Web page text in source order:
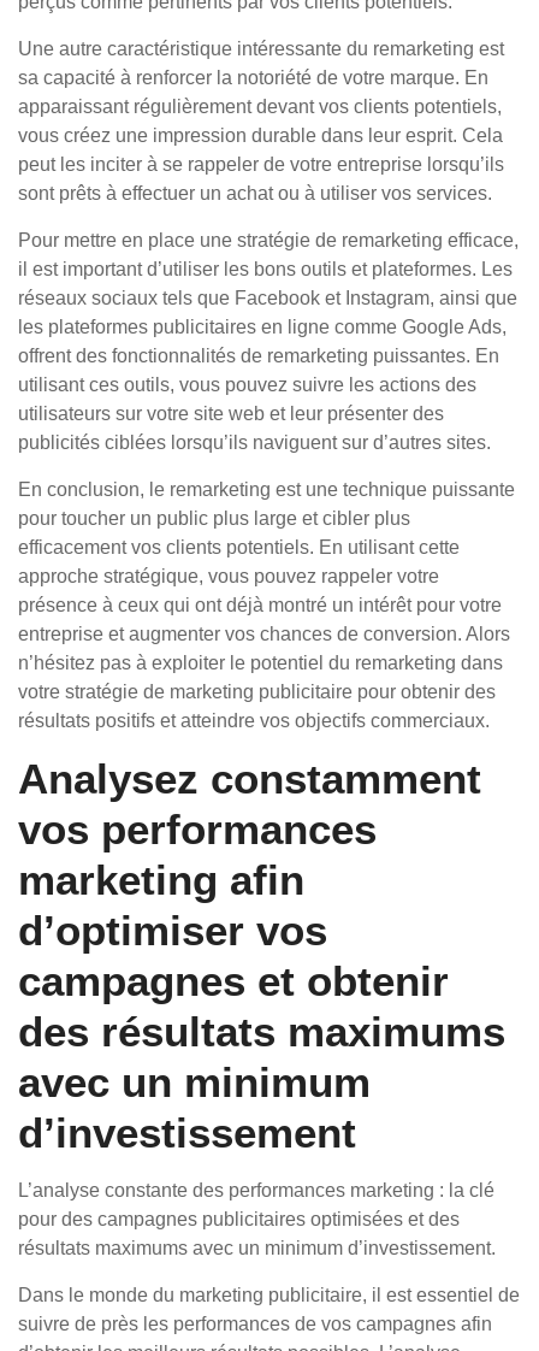
Une autre caractéristique intéressante du remarketing est
sa capacité à renforcer la notoriété de votre marque. En
apparaissant régulièrement devant vos clients potentiels,
vous créez une impression durable dans leur esprit. Cela
peut les inciter à se rappeler de votre entreprise lorsqu’ils
sont prêts à effectuer un achat ou à utiliser vos services.
Pour mettre en place une stratégie de remarketing efficace,
il est important d’utiliser les bons outils et plateformes. Les
réseaux sociaux tels que Facebook et Instagram, ainsi que
les plateformes publicitaires en ligne comme Google Ads,
offrent des fonctionnalités de remarketing puissantes. En
utilisant ces outils, vous pouvez suivre les actions des
utilisateurs sur votre site web et leur présenter des
publicités ciblées lorsqu’ils naviguent sur d’autres sites.
En conclusion, le remarketing est une technique puissante
pour toucher un public plus large et cibler plus
efficacement vos clients potentiels. En utilisant cette
approche stratégique, vous pouvez rappeler votre
présence à ceux qui ont déjà montré un intérêt pour votre
entreprise et augmenter vos chances de conversion. Alors
n’hésitez pas à exploiter le potentiel du remarketing dans
votre stratégie de marketing publicitaire pour obtenir des
résultats positifs et atteindre vos objectifs commerciaux.
Analysez constamment
vos performances
marketing afin
d’optimiser vos
campagnes et obtenir
des résultats maximums
avec un minimum
d’investissement
L’analyse constante des performances marketing : la clé
pour des campagnes publicitaires optimisées et des
résultats maximums avec un minimum d’investissement.
Dans le monde du marketing publicitaire, il est essentiel de
suivre de près les performances de vos campagnes afin